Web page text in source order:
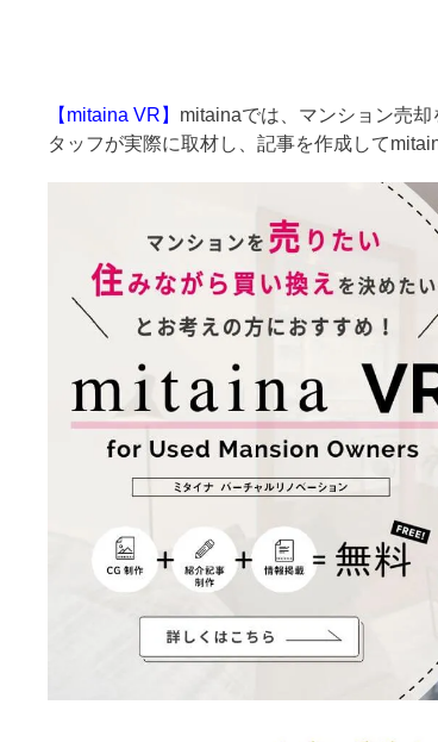
【mitaina VR】 mitainaでは、マンション売
タッフが実際に取材し、記事を作成して